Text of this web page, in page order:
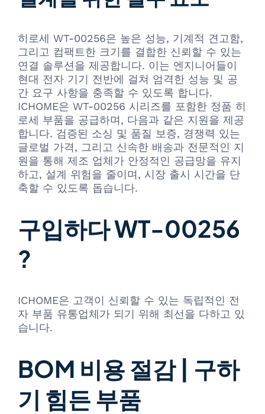
히로세 WT-00256은 높은 성능, 기계적 견고함,
그리고 컴팩트한 크기를 결합한 신뢰할 수 있는
연결 솔루션을 제공합니다. 이는 엔지니어들이
현대 전자 기기 전반에 걸쳐 엄격한 성능 및 공
간 요구 사항을 충족할 수 있도록 합니다.
ICHOME은 WT-00256 시리즈를 포함한 정품 히
로세 부품을 공급하며, 다음과 같은 지원을 제공
합니다. 검증된 소싱 및 품질 보증, 경쟁력 있는
글로벌 가격, 그리고 신속한 배송과 전문적인 지
원을 통해 제조 업체가 안정적인 공급망을 유지
하고, 설계 위험을 줄이며, 시장 출시 시간을 단
축할 수 있도록 돕습니다.
구입하다 WT-00256
?
ICHOME은 고객이 신뢰할 수 있는 독립적인 전
자 부품 유통업체가 되기 위해 최선을 다하고 있
습니다.
BOM 비용 절감 | 구하
기 힘든 부품